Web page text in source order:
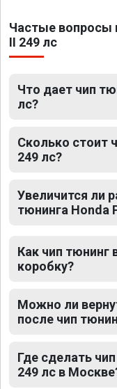
Частые вопросы
II 249 лс
Что дает чип
лс?
Сколько стоит
249 лс?
Увеличится ли
тюнинга Honda
Как чип тюнинг
коробку?
Можно ли
после чип
Где сделать
249 лс в